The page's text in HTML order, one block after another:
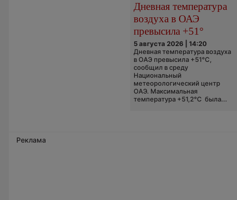
Дневная температура
воздуха в ОАЭ
превысила +51°
5 августа 2026 | 14:20
Дневная температура воздуха
в ОАЭ превысила +51°C,
сообщил в среду
Национальный
метеорологический центр
ОАЭ. Максимальная
температура +51,2°C была...
Реклама